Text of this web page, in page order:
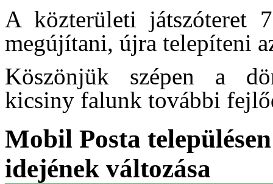
A közterületi játszóteret
megújítani, újra telepíteni
Köszönjük szépen a
kicsiny falunk további
Mobil Posta
idejének változása